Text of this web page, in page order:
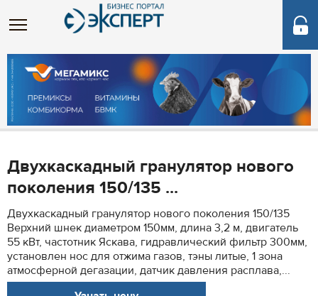
Двухкаскадный гранулятор нового
поколения 150/135 ...
Двухкаскадный гранулятор нового поколения 150/135
Верхний шнек диаметром 150мм, длина 3,2 м, двигатель
55 кВт, частотник Яскава, гидравлический фильтр 300мм,
установлен нос для отжима газов, тэны литые, 1 зона
атмосферной дегазации, датчик давления расплава,...